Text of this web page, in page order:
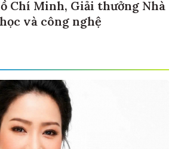
Chí Minh, Giải thưởng Nhà
và công nghệ